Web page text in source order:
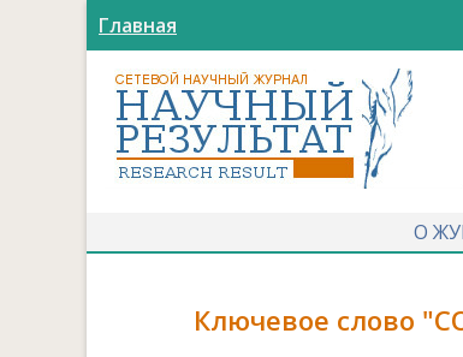
Главная
О
Ключевое слово